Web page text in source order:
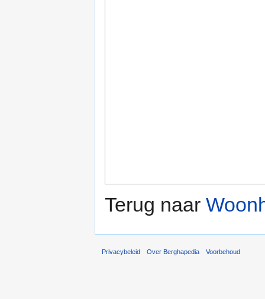
Terug naar
Privacybeleid Over Berghapedia Voorbehoud